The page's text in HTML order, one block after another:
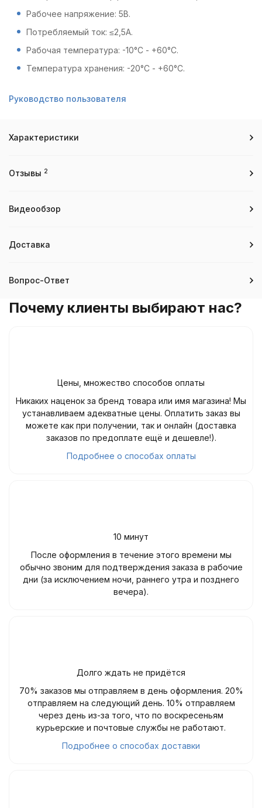
Рабочее напряжение: 5В.
Потребляемый ток: ≤2,5А.
Рабочая температура: -10°С - +60°С.
Температура хранения: -20°С - +60°С.
Руководство пользователя
Характеристики
Отзывы 2
Видеообзор
Доставка
Вопрос-Ответ
Почему клиенты выбирают нас?
Цены, множество способов оплаты
Никаких наценок за бренд товара или имя магазина! Мы
устанавливаем адекватные цены. Оплатить заказ вы
можете как при получении, так и онлайн (доставка
заказов по предоплате ещё и дешевле!).
Подробнее о способах оплаты
10 минут
После оформления в течение этого времени мы
обычно звоним для подтверждения заказа в рабочие
дни (за исключением ночи, раннего утра и позднего
вечера).
Долго ждать не придётся
70% заказов мы отправляем в день оформления. 20%
отправляем на следующий день. 10% отправляем
через день из-за того, что по воскресеньям
курьерские и почтовые службы не работают.
Подробнее о способах доставки